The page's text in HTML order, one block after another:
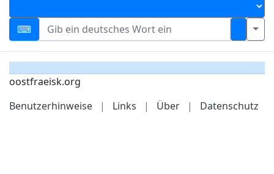
oostfraeisk.org
Benutzerhinweise
| Links | Über | Datenschutz